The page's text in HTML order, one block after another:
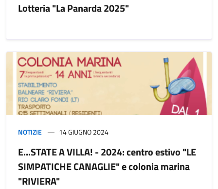
Lotteria "La Panarda 2025"
NOTIZIE 14 GIUGNO 2024
E...STATE A VILLA! - 2024: centro estivo "LE
SIMPATICHE CANAGLIE" e colonia marina
"RIVIERA"